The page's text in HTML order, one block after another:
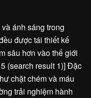
ánh sáng trong
được tái thiết kế
sâu hơn vào thế giới
(search result 1)] Đặc
chặt chém và máu
trải nghiệm hành